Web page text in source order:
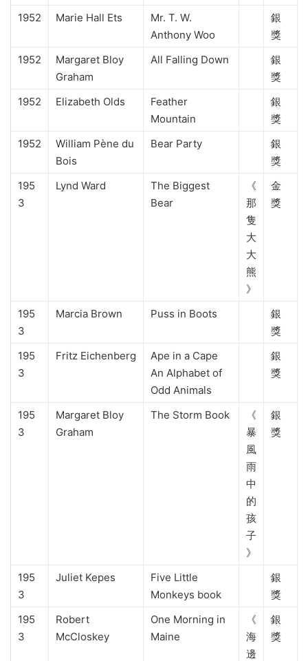
1952
Marie Hall Ets
Mr. T. W.
Anthony Woo
銀
獎
1952
Margaret Bloy
Graham
All Falling Down
銀
獎
1952
Elizabeth Olds
Feather
Mountain
銀
獎
1952
William Pène du
Bois
Bear Party
銀
獎
195
3
Lynd Ward
The Biggest
Bear
《
那
隻
大
大
熊
》
金
獎
195
3
Marcia Brown Puss in Boots
銀
獎
195
3
Fritz Eichenberg
Ape in a Cape
An Alphabet of
Odd Animals
銀
獎
195
3
Margaret Bloy
Graham
The Storm Book
《
暴
風
雨
中
的
孩
子
》
銀
獎
195
3
Juliet Kepes
Five Little
Monkeys book
銀
獎
195
3
Robert
McCloskey
One Morning in
Maine
《
海
邊
銀
獎